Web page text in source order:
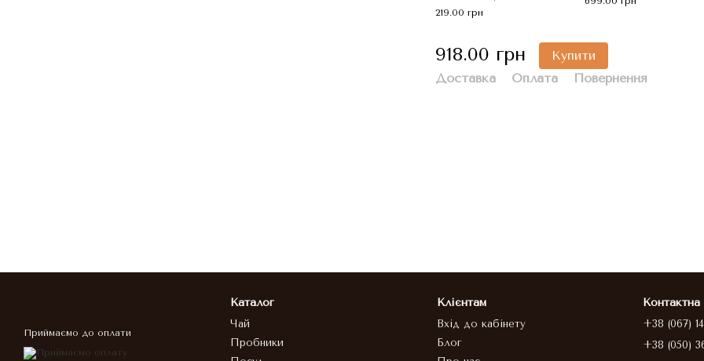
219.00 грн
918.00 грн Купити
Доставка Оплата Повернення
Приймаємо до оплати
Каталог
Чай
Пробники
Клієнтам
Вхід до кабінету
Блог
+38 (067)
+38 (050)